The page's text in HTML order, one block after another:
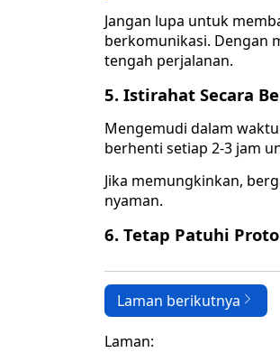
Jangan lupa untuk
berkomunikasi. Dengan
tengah perjalanan.
5. Istirahat Secara
Mengemudi dalam
berhenti setiap 2-3 jam
Jika memungkinkan,
nyaman.
6. Tetap Patuhi
Laman berikutnya
Laman: